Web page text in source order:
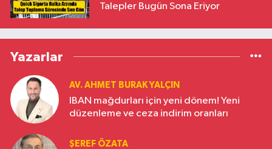
Talepler Bugün Sona Eriyor
Yazarlar
AV. AHMET BURAK YALÇIN
IBAN mağdurları için yeni dönem! Yeni
düzenleme ve ceza indirim oranları
ŞEREF ÖZATA